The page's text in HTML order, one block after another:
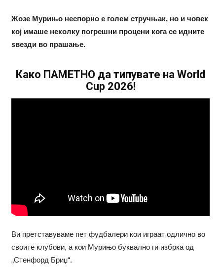
Жозе Мурињо неспорно е голем стручњак, но и човек
кој имаше неколку погрешни процени кога се идните
ѕвезди во прашање.
Како ПАМЕТНО да типувате на World
Cup 2026!
Ви претставуваме пет фудбалери кои играат одлично во
своите клубови, а кои Мурињо буквално ги избрка од
„Стенфорд Бриџ“.